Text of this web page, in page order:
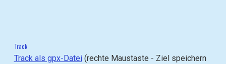
t
Track
Track als gpx-Datei(rechte Maustaste - Ziel speichern